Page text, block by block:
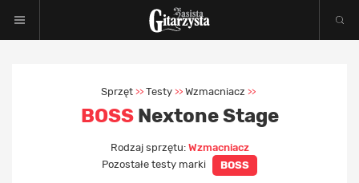
Sprzęt >> Testy >> Wzmacniacz >>
BOSSNextone Stage
Rodzaj sprzętu: Wzmacniacz
Pozostałe testy marki
BOSS